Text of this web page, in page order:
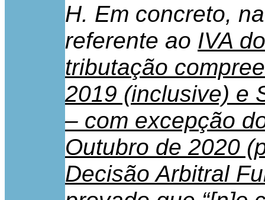
H. Em concreto,
referente ao IVA
tributação
2019 (inclusive) e
– com excepção
Outubro de 2020
Decisão Arbitral